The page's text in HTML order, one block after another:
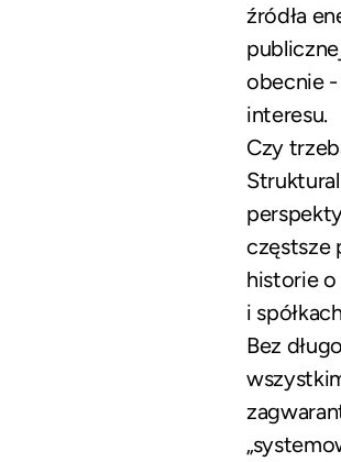
źródła
obecnie
interesu.
Czy
częstsze
historie
i
Bez